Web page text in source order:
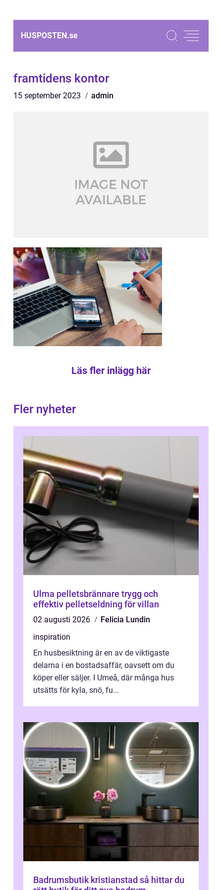
HUSPOSTEN.se
framtidens kontor
15 september 2023 admin
Läs fler inlägg här
Fler nyheter
Ulma pelletsbrännare trygg och
effektiv pelletseldning för villan
02 augusti 2026
Felicia Lundin
inspiration
En husbesiktning är en av de viktigaste
delarna i en bostadsaffär, oavsett om du
köper eller säljer. I Umeå, där många hus
utsätts för kyla, snö, fu...
Badrumsbutik kristianstad så hittar du